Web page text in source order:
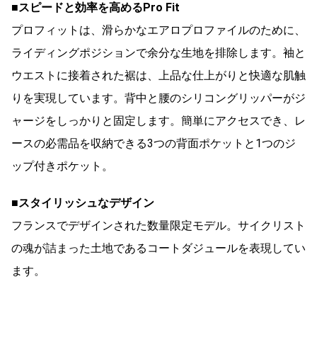
■スピードと効率を高めるPro Fit
プロフィットは、滑らかなエアロプロファイルのために、
ライディングポジションで余分な生地を排除します。袖と
ウエストに接着された裾は、上品な仕上がりと快適な肌触
りを実現しています。背中と腰のシリコングリッパーがジ
ャージをしっかりと固定します。簡単にアクセスでき、レ
ースの必需品を収納できる3つの背面ポケットと1つのジ
ップ付きポケット。
■スタイリッシュなデザイン
フランスでデザインされた数量限定モデル。サイクリスト
の魂が詰まった土地であるコートダジュールを表現してい
ます。